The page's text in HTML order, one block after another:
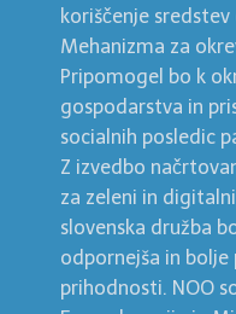
koriščenje
Mehanizma za
Pripomogel bo k
gospodarstva in
socialnih posledic
Z izvedbo
za zeleni in
slovenska družba
odpornejša in bolje
prihodnosti. NOO